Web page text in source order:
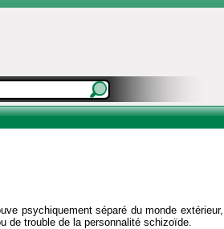
psychiquement séparé du monde extérieur,
de trouble de la personnalité schizoïde.